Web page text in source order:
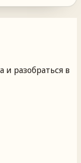
разобраться в